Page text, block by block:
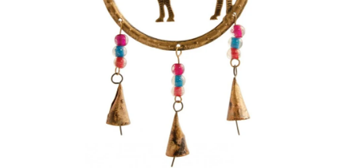
RÝŽE, QUINOA, ČOČKA
CUKROVINKY, SLADKOSTI, POMAZÁNKY
NEALKO NÁPOJE A LIMONÁDY